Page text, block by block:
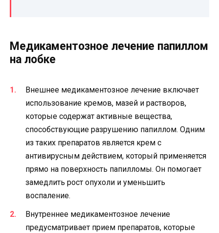
Медикаментозное лечение папиллом
на лобке
Внешнее медикаментозное лечение включает
использование кремов, мазей и растворов,
которые содержат активные вещества,
способствующие разрушению папиллом. Одним
из таких препаратов является крем с
антивирусным действием, который применяется
прямо на поверхность папилломы. Он помогает
замедлить рост опухоли и уменьшить
воспаление.
Внутреннее медикаментозное лечение
предусматривает прием препаратов, которые